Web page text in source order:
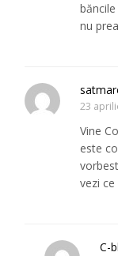
nu
23
Vine
este
vezi
C-